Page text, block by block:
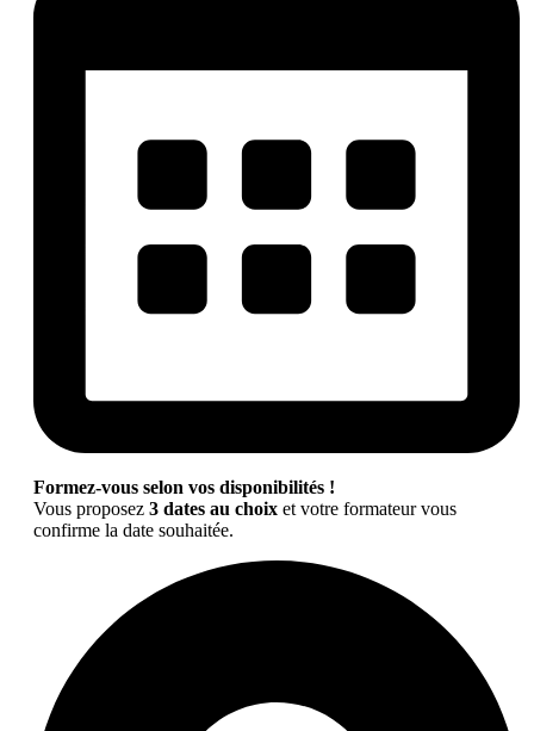
Formez-vous selon vos disponibilités !
Vous proposez 3 dates au choix et votre formateur vous
confirme la date souhaitée.